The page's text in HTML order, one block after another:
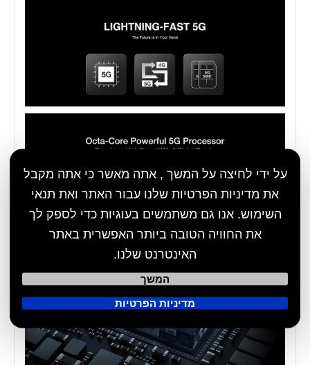
על ידי לחיצה על המשך , אתה מאשר כי אתה מקבל
את מדיניות הפרטיות שלנו עבור האתר ואת תנאי
השימוש. אנו גם משתמשים בעוגיות כדי לספק לך
את החוויה הטובה ביותר האפשרית באתר
האינטרנט שלנו.
המשך
מדיניות הפרטיות